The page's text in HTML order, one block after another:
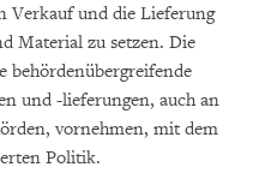
Verkauf und die Lieferung
Material zu setzen. Die
behördenübergreifende
und -lieferungen, auch an
vornehmen, mit dem
Politik.